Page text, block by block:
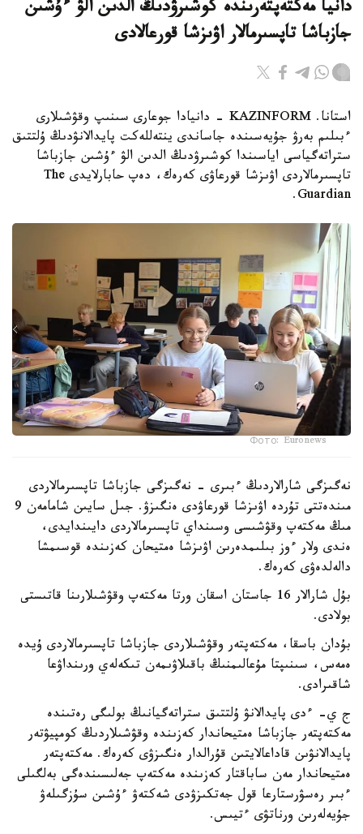
دانيا مەكتەپتەرىندە كوشىرۋدىڭ الدىن الۋ ءۇشىن
جازباشا تاپسىرمالار اۋىزشا قورعالادى
استانا. KAZINFORM - دانيادا جوعارى سىنىپ وقۋشىلارى
ءبىلىم بەرۋ جۇيەسىندە جاساندى ينتەللەكت پايدالانۋدىڭ ۇلتتىق
ستراتەگياسى اياسىندا كوشىرۋدىڭ الدىن الۋ ءۇشىن جازباشا
تاپسىرمالاردى اۋىزشا قورعاۋى كەرەك، دەپ حابارلايدى The
Guardian.
Фото: Euronews
نەگىزگى شارالاردىڭ ءبىرى - نەگىزگى جازباشا تاپسىرمالاردى
مىندەتتى تۇردە اۋىزشا قورعاۋدى ەنگىزۋ. جىل سايىن شامامەن 9
مىڭ مەكتەپ وقۋشىسى وسىنداي تاپسىرمالاردى دايىندايدى،
ەندى ولار ءوز بىلىمدەرىن اۋىزشا ەمتيحان كەزىندە قوسىمشا
دالەلدەۋى كەرەك.
بۇل شارالار 16 جاستان اسقان ورتا مەكتەپ وقۋشىلارىنا قاتىستى
بولادى.
بۇدان باسقا، مەكتەپتەر وقۋشىلاردى جازباشا تاپسىرمالاردى ۇيدە
ەمەس، سىنىپتا مۇعالىمنىڭ باقىلاۋىمەن تىكەلەي ورىنداۋعا
شاقىرادى.
ج ي- ءدى پايدالانۋ ۇلتتىق ستراتەگيانىڭ بولىگى رەتىندە
مەكتەپتەر جازباشا ەمتيحاندار كەزىندە وقۋشىلاردىڭ كومپيۋتەر
پايدالانۋىن قاداعالايتىن قۇرالدار ەنگىزۋى كەرەك. مەكتەپتەر
ەمتيحاندار مەن ساباقتار كەزىندە مەكتەپ جەلىسىندەگى بەلگىلى
ءبىر رەسۋرستارعا قول جەتكىزۋدى شەكتەۋ ءۇشىن سۇزگىلەۋ
جۇيەلەرىن ورناتۋى ءتيىس.